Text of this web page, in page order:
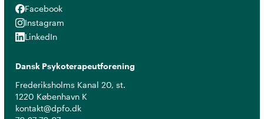
Facebook
Facebook
Instagram
Instagram
LinkedIn
LinkedIn
Dansk Psykoterapeutforening
Frederiksholms Kanal 20, st.
1220 København K
kontakt@dpfo.dk